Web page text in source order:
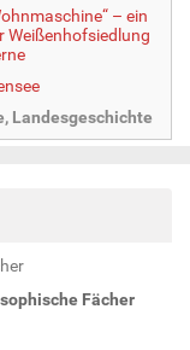
– ein
Weißenhofsiedlung
Landesgeschichte
Fächer